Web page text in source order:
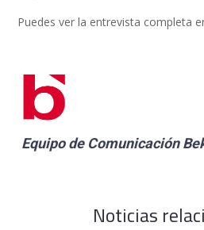
Puedes ver la entrevista completa
Equipo de Comunicación
Noticias